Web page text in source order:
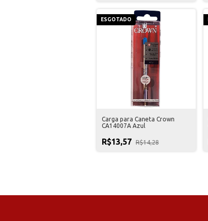
ESGOTADO
Carga para Caneta Crown
CA14007A Azul
R$13,57 R$14,28